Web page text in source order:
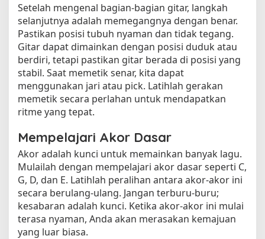
Setelah mengenal bagian-bagian gitar, langkah
selanjutnya adalah memegangnya dengan benar.
Pastikan posisi tubuh nyaman dan tidak tegang.
Gitar dapat dimainkan dengan posisi duduk atau
berdiri, tetapi pastikan gitar berada di posisi yang
stabil. Saat memetik senar, kita dapat
menggunakan jari atau pick. Latihlah gerakan
memetik secara perlahan untuk mendapatkan
ritme yang tepat.
Mempelajari Akor Dasar
Akor adalah kunci untuk memainkan banyak lagu.
Mulailah dengan mempelajari akor dasar seperti C,
G, D, dan E. Latihlah peralihan antara akor-akor ini
secara berulang-ulang. Jangan terburu-buru;
kesabaran adalah kunci. Ketika akor-akor ini mulai
terasa nyaman, Anda akan merasakan kemajuan
yang luar biasa.